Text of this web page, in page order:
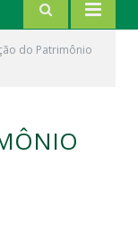
do Patrimônio